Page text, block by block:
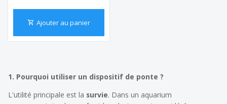
Ajouter au panier
1. Pourquoi utiliser un dispositif de ponte ?
L'utilité principale est la survie. Dans un aquarium